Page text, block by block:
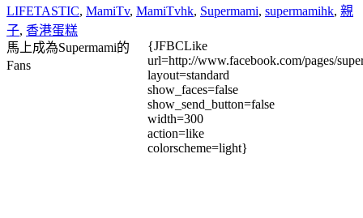
LIFETASTIC, MamiTv, MamiTvhk, Supermami, supermamihk, 親
子, 香港蛋糕
馬上成為Supermami的
Fans
{JFBCLike
url=http://www.facebook.com/pages/
layout=standard
show_faces=false
show_send_button=false
width=300
action=like
colorscheme=light}